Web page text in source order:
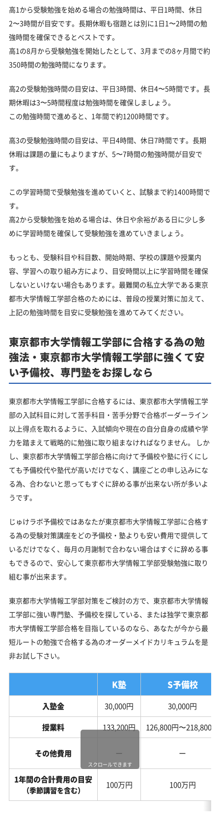
高1から受験勉強を始める場合の勉強時間は、平日1時間、休日
2〜3時間が目安です。長期休暇も宿題とは別に1日1〜2時間の勉
強時間を確保できるとベストです。
高1の8月から受験勉強を開始したとして、3月までの8ヶ月間で約
350時間の勉強時間になります。
高2の受験勉強時間の目安は、平日3時間、休日4〜5時間です。長
期休暇は3〜5時間程度は勉強時間を確保しましょう。
この勉強時間で進めると、1年間で約1200時間です。
高3の受験勉強時間の目安は、平日4時間、休日7時間です。長期
休暇は課題の量にもよりますが、5〜7時間の勉強時間が目安で
す。
この学習時間で受験勉強を進めていくと、試験まで約1400時間で
す。
高2から受験勉強を始める場合は、休日や余裕がある日に少し多
めに学習時間を確保して受験勉強を進めていきましょう。
もっとも、受験科目や科目数、開始時期、学校の課題や授業内
容、学習への取り組み方により、目安時間以上に学習時間を確保
しないといけない場合もあります。最難関の私立大学である東京
都市大学情報工学部合格のためには、普段の授業対策に加えて、
上記の勉強時間を目安に受験勉強を進めてみてください。
東京都市大学情報工学部に合格する為の勉
強法・東京都市大学情報工学部に強くて安
い予備校、専門塾をお探しなら
東京都市大学情報工学部に合格するには、東京都市大学情報工学
部の入試科目に対して苦手科目・苦手分野で合格ボーダーライン
以上得点を取れるように、入試傾向や現在の自分自身の成績や学
力を踏まえて戦略的に勉強に取り組まなければなりません。 しか
し、東京都市大学情報工学部合格に向けて予備校や塾に行くにし
ても予備校代や塾代が高いだけでなく、講座ごとの申し込みにな
る為、合わないと思ってもすぐに辞める事が出来ない所が多いよ
うです。
じゅけラボ予備校ではあなたが東京都市大学情報工学部に合格す
る為の受験対策講座をどの予備校・塾よりも安い費用で提供して
いるだけでなく、毎月の月謝制で合わない場合はすぐに辞める事
もできるので、安心して東京都市大学情報工学部受験勉強に取り
組む事が出来ます。
東京都市大学情報工学部対策をご検討の方で、東京都市大学情報
工学部に強い専門塾、予備校を探している、または独学で東京都
市大学情報工学部合格を目指しているのなら、あなたが今から最
短ルートの勉強で合格する為のオーダーメイドカリキュラムを是
非お試し下さい。
K塾 S予備校
入塾金 30,000円
30,000円
授業料
133,200円 126,800円〜218,800円
その他費用 ー ー
1年間の合計費用の目安
（季節講習を含む） 100万円 100万円
スクロールできます